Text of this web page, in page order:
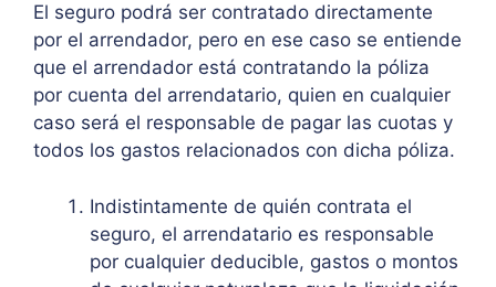
El seguro podrá ser contratado directamente
por el arrendador, pero en ese caso se entiende
que el arrendador está contratando la póliza
por cuenta del arrendatario, quien en cualquier
caso será el responsable de pagar las cuotas y
todos los gastos relacionados con dicha póliza.
Indistintamente de quién contrata el
seguro, el arrendatario es responsable
por cualquier deducible, gastos o montos